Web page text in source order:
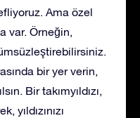
Ama özel
var. Örneğin,
bir yer verin,
Bir takımyıldızı,
yıldızınızı